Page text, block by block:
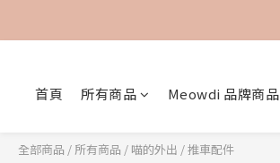
首頁 所有商品 Meowdi 品牌商品
全部商品 / 所有商品 / 喵的外出 /推車配件